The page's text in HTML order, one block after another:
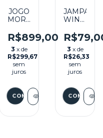
JOGO
MORTAL
DECEPTION
PREMIUM
PACK
SEMINOVO
- PS2
R$899,00
3 x de
R$299,67
sem
juros
JAMPACK
WINTER
- PS2
3 x de
R$26,33
sem
juros